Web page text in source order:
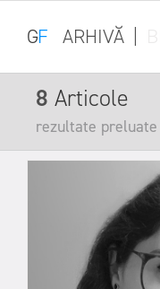
GF ARHIVĂ
8 Articole
rezultate